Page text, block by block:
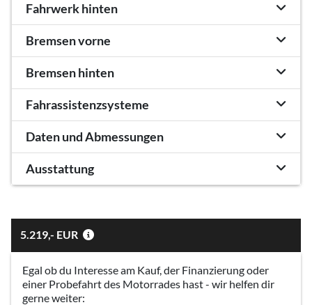
Fahrwerk hinten
Bremsen vorne
Bremsen hinten
Fahrassistenzsysteme
Daten und Abmessungen
Ausstattung
5.219,- EUR
Egal ob du Interesse am Kauf, der Finanzierung oder
einer Probefahrt des Motorrades hast - wir helfen dir
gerne weiter: